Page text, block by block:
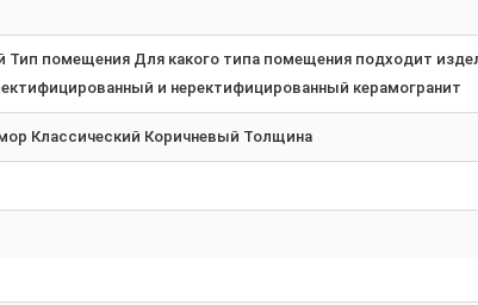
Тип помещения Для какого типа помещения подходит
и неректифицированный керамогранит
Классический Коричневый Толщина